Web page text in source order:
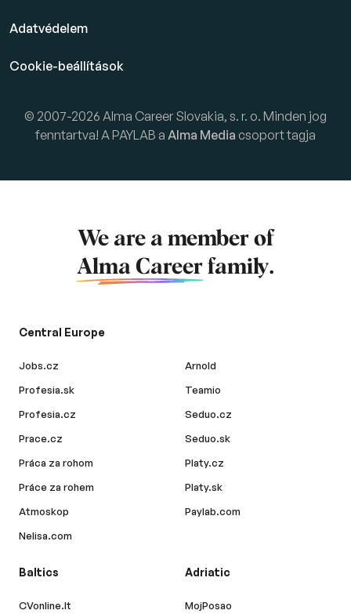
Adatvédelem
Cookie-beállítások
© 2007-2026 Alma Career Slovakia, s. r. o. Minden jog
fenntartva! A PAYLAB a Alma Media csoport tagja
We are a member of
Alma Career family.
Central Europe
Jobs.cz
Profesia.sk
Profesia.cz
Prace.cz
Práca za rohom
Práce za rohem
Atmoskop
Nelisa.com
Arnold
Teamio
Seduo.cz
Seduo.sk
Platy.cz
Platy.sk
Paylab.com
Baltics
CVonline.lt
Adriatic
MojPosao